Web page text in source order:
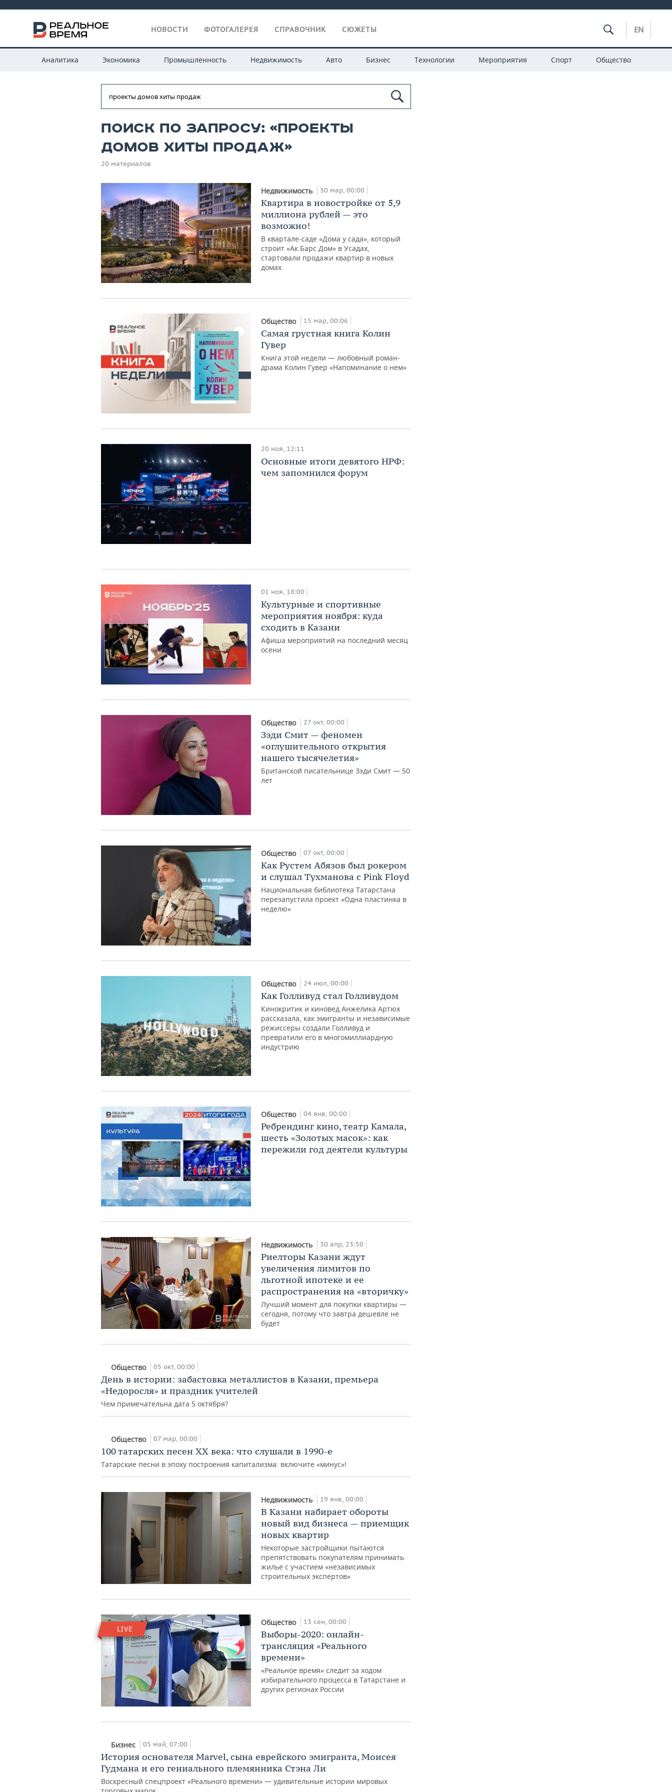
НОВОСТИ ФОТОГАЛЕРЕЯ СПРАВОЧНИК СЮЖЕТЫ EN
Аналитика Экономика Промышленность Недвижимость Авто Бизнес Технологии Мероприятия Спорт Общество
Поиск по запросу: «проекты
домов хиты продаж»
20 материалов
Недвижимость 30 мар, 00:00
Квартира в новостройке от 5,9
миллиона рублей — это
возможно!
В квартале-саде «Дома у сада», который
строит «Ак Барс Дом» в Усадах,
стартовали продажи квартир в новых
домах.
Общество 15 мар, 00:06
Самая грустная книга Колин
Гувер
Книга этой недели — любовный роман-
драма Колин Гувер «Напоминание о нем»
20 ноя, 12:11
Основные итоги девятого НРФ:
чем запомнился форум
01 ноя, 18:00
Культурные и спортивные
мероприятия ноября: куда
сходить в Казани
Афиша мероприятий на последний месяц
осени
Общество 27 окт, 00:00
Зэди Смит — феномен
«оглушительного открытия
нашего тысячелетия»
Британской писательнице Зэди Смит — 50
лет
Общество 07 окт, 00:00
Как Рустем Абязов был рокером
и слушал Тухманова с Pink Floyd
Национальная библиотека Татарстана
перезапустила проект «Одна пластинка в
неделю»
Общество 24 июл, 00:00
Как Голливуд стал Голливудом
Кинокритик и киновед Анжелика Артюх
рассказала, как эмигранты и независимые
режиссеры создали Голливуд и
превратили его в многомиллиардную
индустрию
Общество 04 янв, 00:00
Ребрендинг кино, театр Камала,
шесть «Золотых масок»: как
пережили год деятели культуры
Недвижимость 30 апр, 23:50
Риелторы Казани ждут
увеличения лимитов по
льготной ипотеке и ее
распространения на «вторичку»
Лучший момент для покупки квартиры —
сегодня, потому что завтра дешевле не
будет
Общество 05 окт, 00:00
День в истории: забастовка металлистов в Казани, премьера
«Недоросля» и праздник учителей
Чем примечательна дата 5 октября?
Общество 07 мар, 00:00
100 татарских песен XX века: что слушали в 1990-е
Татарские песни в эпоху построения капитализма: включите «минус»!
Недвижимость 19 янв, 00:00
В Казани набирает обороты
новый вид бизнеса — приемщик
новых квартир
Некоторые застройщики пытаются
препятствовать покупателям принимать
жилье с участием «независимых
строительных экспертов»
LIVE
Общество 13 сен, 00:00
Выборы-2020: онлайн-
трансляция «Реального
времени»
«Реальное время» следит за ходом
избирательного процесса в Татарстане и
других регионах России
Бизнес 05 май, 07:00
История основателя Marvel, сына еврейского эмигранта, Моисея
Гудмана и его гениального племянника Стэна Ли
Воскресный спецпроект «Реального времени» — удивительные истории мировых